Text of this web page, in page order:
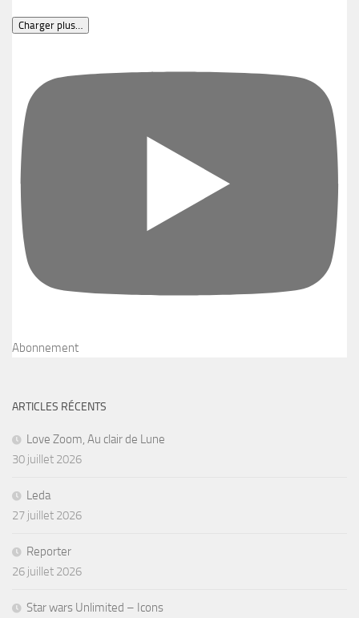
Charger plus…
Abonnement
ARTICLES RÉCENTS
Love Zoom, Au clair de Lune
30 juillet 2026
Leda
27 juillet 2026
Reporter
26 juillet 2026
Star wars Unlimited – Icons